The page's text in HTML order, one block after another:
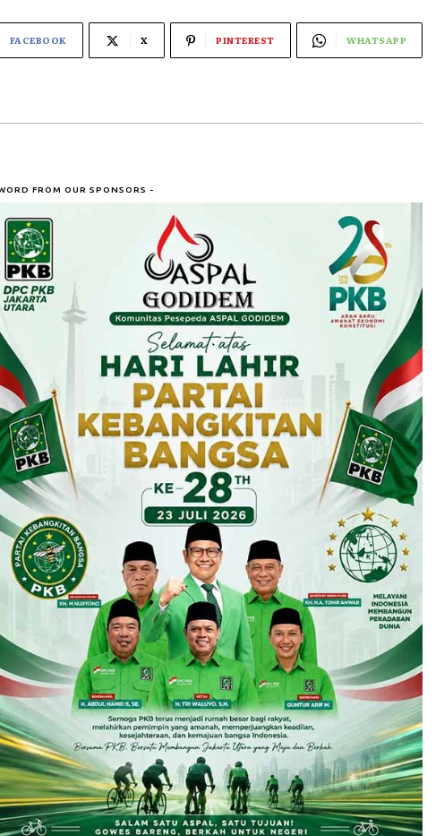
FACEBOOK X PINTEREST WHATSAPP
FROM OUR SPONSORS -